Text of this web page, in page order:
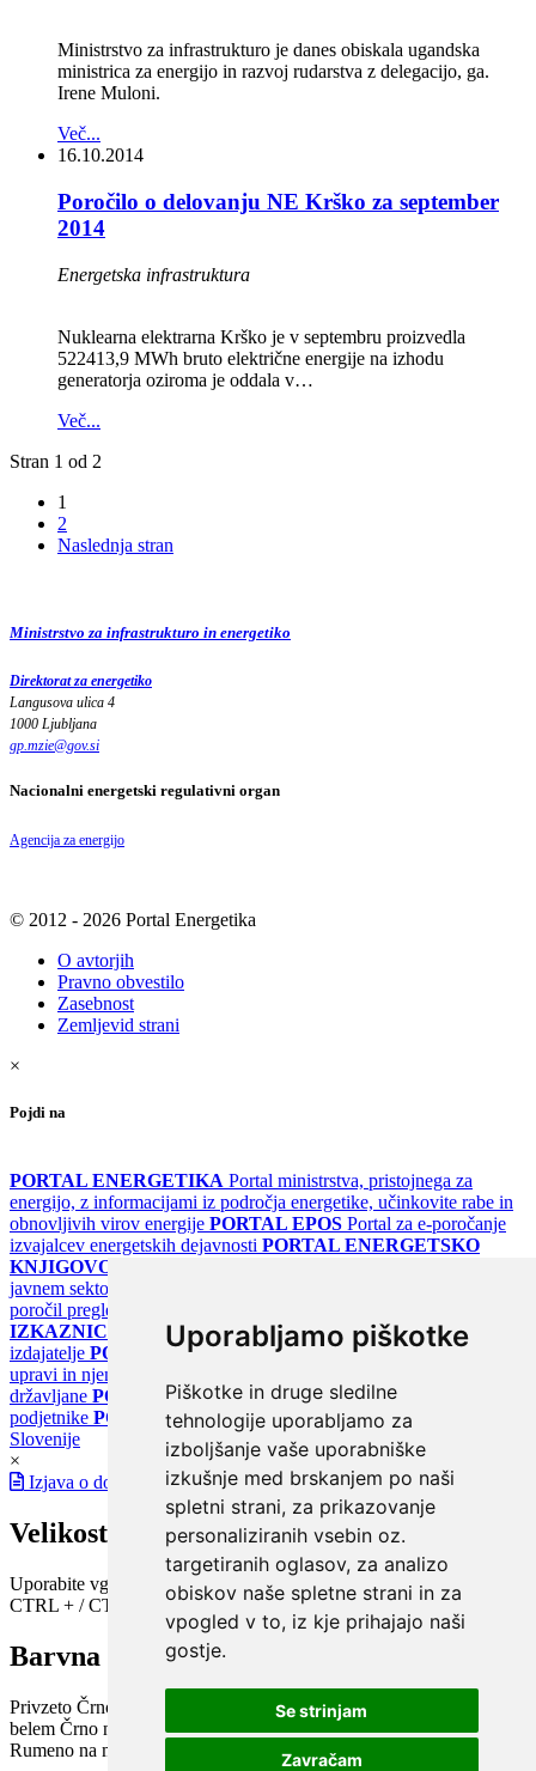
Uporabljamo piškotke
Piškotke in druge sledilne
tehnologije uporabljamo za
izboljšanje vaše uporabniške
izkušnje med brskanjem po naši
spletni strani, za prikazovanje
personaliziranih vsebin oz.
targetiranih oglasov, za analizo
obiskov naše spletne strani in za
vpogled v to, iz kje prihajajo naši
gostje.
Se strinjam
Zavračam
Ministrstvo za infrastrukturo je danes obiskala ugandska
ministrica za energijo in razvoj rudarstva z delegacijo, ga.
Irene Muloni.
Več...
16.10.2014
Poročilo o delovanju NE Krško za september
2014
Energetska infrastruktura
Nuklearna elektrarna Krško je v septembru proizvedla
522413,9 MWh bruto električne energije na izhodu
generatorja oziroma je oddala v…
Več...
Stran 1 od 2
1
2
Naslednja stran
Ministrstvo za infrastrukturo in energetiko
Direktorat za energetiko
Langusova ulica 4
1000 Ljubljana
gp.mzie@gov.si
Nacionalni energetski regulativni organ
Agencija za energijo
© 2012 - 2026 Portal Energetika
O avtorjih
Pravno obvestilo
Zasebnost
Zemljevid strani
×
Pojdi na
PORTAL ENERGETIKA Portal ministrstva, pristojnega za
energijo, z informacijami iz področja energetike, učinkovite rabe in
obnovljivih virov energije PORTAL EPOS Portal za e-poročanje
izvajalcev energetskih dejavnosti PORTAL ENERGETSKO
KNJIGOVODSTVO
javnem sektorju
poročil pregledov klimatskih sistemov
IZKAZNICE
Register energetskih izkaznic - za izdelovalce in
izdajatelje PORTAL GOV.SI Osrednje spletno mesto o državni
upravi in njenih storitvah
državljane PORTAL SPOT Državni portal za podjetja in
podjetnike PORTAL OPSI Državni portal odprtih podatkov
Slovenije
×
Izjava o dostopnosti
Velikost pisave
Uporabite vgrajeno funkcijo brskalnika
CTRL + / CTRL -
Barvna shema
Privzeto Črno na belem Belo na črnem Črno na bež
belem Črno na zelenem Črno na rumenem Modro na rumenem
Rumeno na modrem
Turkizno na črnem Črno na vijoličnem